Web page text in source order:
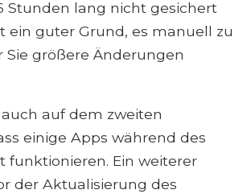
Stunden lang nicht gesichert
ein guter Grund, es manuell zu
Sie größere Änderungen
auf dem zweiten
einige Apps während des
funktionieren. Ein weiterer
der Aktualisierung des